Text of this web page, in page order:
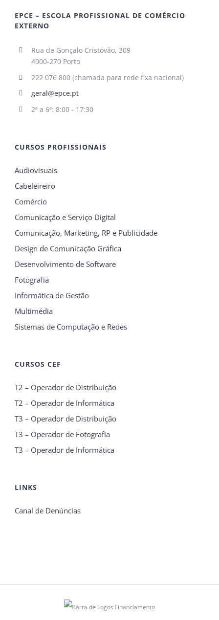
EPCE – ESCOLA PROFISSIONAL DE COMÉRCIO
EXTERNO
Rua de Gonçalo Cristóvão, 309
4000-270 Porto
222 076 800 (chamada para rede fixa nacional)
geral@epce.pt
2ª a 6ª: 8:00 - 17:30
CURSOS PROFISSIONAIS
Audiovisuais
Cabeleireiro
Comércio
Comunicação e Serviço Digital
Comunicação, Marketing, RP e Publicidade
Design de Comunicação Gráfica
Desenvolvimento de Software
Fotografia
Informática de Gestão
Multimédia
Sistemas de Computação e Redes
CURSOS CEF
T2 – Operador de Distribuição
T2 – Operador de Informática
T3 – Operador de Distribuição
T3 – Operador de Fotografia
T3 – Operador de Informática
LINKS
Canal de Denúncias